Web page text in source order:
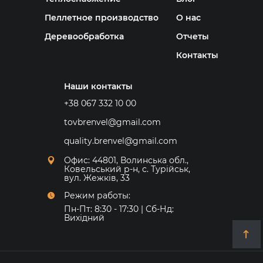
Пеллетное производство
Деревообработка
О нас
Отчеты
Контакты
Наши контакты
+38 067 332 10 00
tovbrenvel@gmail.com
quality.brenvel@gmail.com
Офис: 44801, Волинська обл.,
Ковельський р-н, с. Турійськ,
вул. Жежків, 33
Режим работы:
Пн-Пт: 8:30 - 17:30 | Сб-Нд:
Вихідний